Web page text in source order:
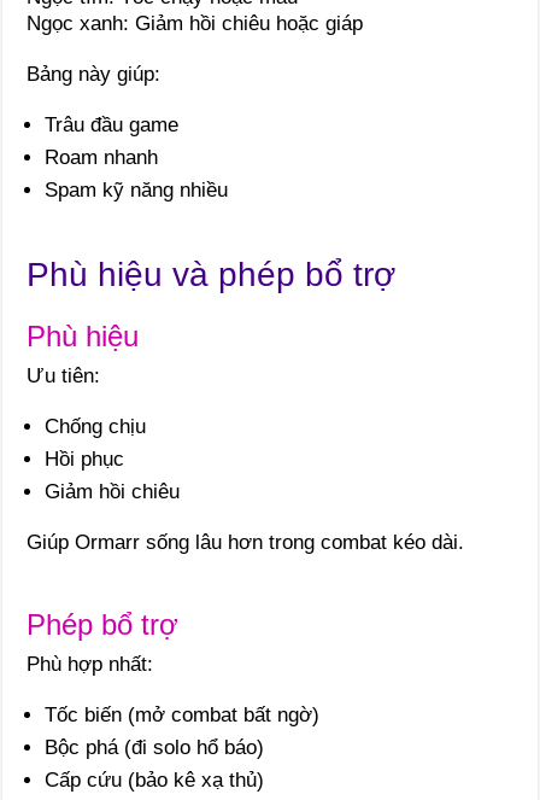
Ngọc xanh: Giảm hồi chiêu hoặc giáp
Bảng này giúp:
Trâu đầu game
Roam nhanh
Spam kỹ năng nhiều
Phù hiệu và phép bổ trợ
Phù hiệu
Ưu tiên:
Chống chịu
Hồi phục
Giảm hồi chiêu
Giúp Ormarr sống lâu hơn trong combat kéo dài.
Phép bổ trợ
Phù hợp nhất:
Tốc biến (mở combat bất ngờ)
Bộc phá (đi solo hổ báo)
Cấp cứu (bảo kê xạ thủ)